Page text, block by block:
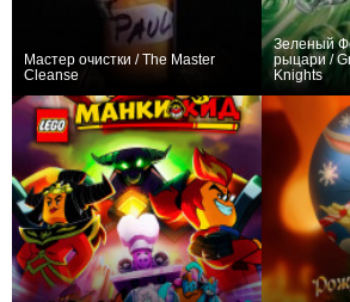
Мастер очистки / The Master
Cleanse
Зеленый
рыцари /
Knights